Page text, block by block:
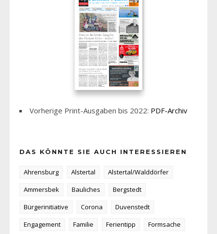
Vorherige Print-Ausgaben bis 2022: PDF-Archiv
DAS KÖNNTE SIE AUCH INTERESSIEREN
Ahrensburg Alstertal
Alstertal/Walddörfer
Ammersbek
Bauliches
Bergstedt
Bürgerinitiative
Corona
Duvenstedt
Engagement
Familie Ferientipp
Formsache